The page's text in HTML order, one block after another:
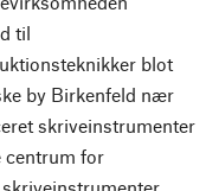
til
blot
by Birkenfeld nær
skriveinstrumenter
centrum for